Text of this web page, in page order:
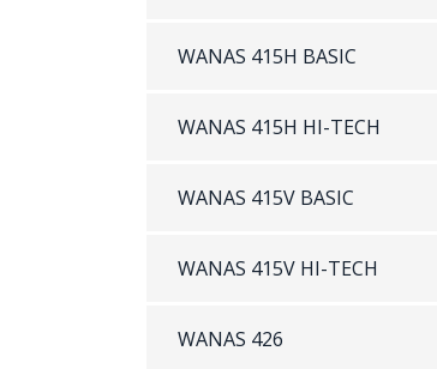
WANAS 415H BASIC
WANAS 415H HI-TECH
WANAS 415V BASIC
WANAS 415V HI-TECH
WANAS 426